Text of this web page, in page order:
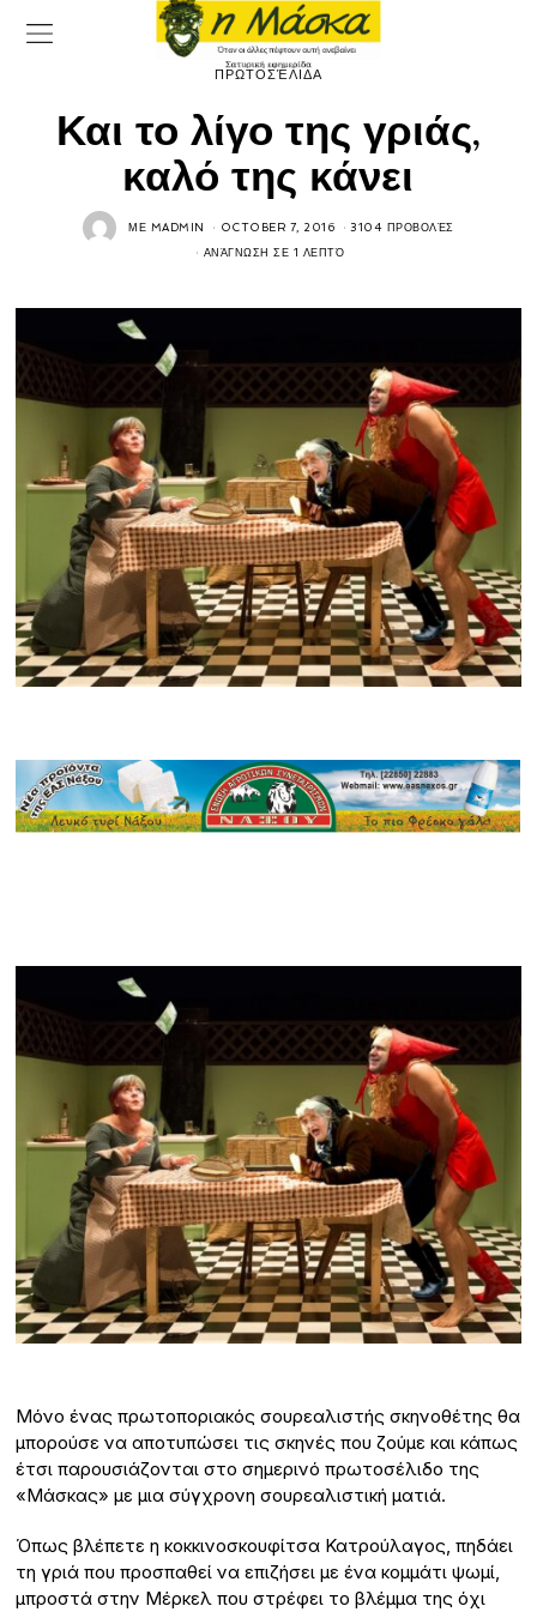
ΠΡΩΤΟΣΈΛΙΔΑ
Και το λίγο της γριάς,
καλό της κάνει
ΜΕ MADMIN OCTOBER 7, 2016 3104 ΠΡΟΒΟΛΈΣ
ΑΝΆΓΝΩΣΗ ΣΕ 1 ΛΕΠΤΌ
Μόνο ένας πρωτοποριακός σουρεαλιστής σκηνοθέτης θα
μπορούσε να αποτυπώσει τις σκηνές που ζούμε και κάπως
έτσι παρουσιάζονται στο σημερινό πρωτοσέλιδο της
«Μάσκας» με μια σύγχρονη σουρεαλιστική ματιά.
Όπως βλέπετε η κοκκινοσκουφίτσα Κατρούλαγος, πηδάει
τη γριά που προσπαθεί να επιζήσει με ένα κομμάτι ψωμί,
μπροστά στην Μέρκελ που στρέφει το βλέμμα της όχι